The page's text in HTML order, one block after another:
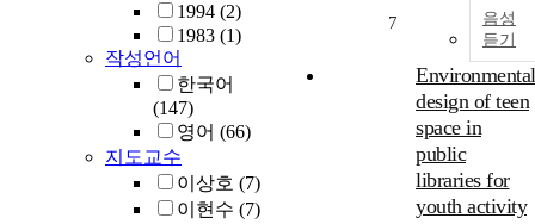
1994 (2)
1983 (1)
작성언어
한국어
(147)
영어 (66)
지도교수
이상호 (7)
이현수 (7)
음성
듣기
7
Environmental
design of teen
space in
public
libraries for
youth activity